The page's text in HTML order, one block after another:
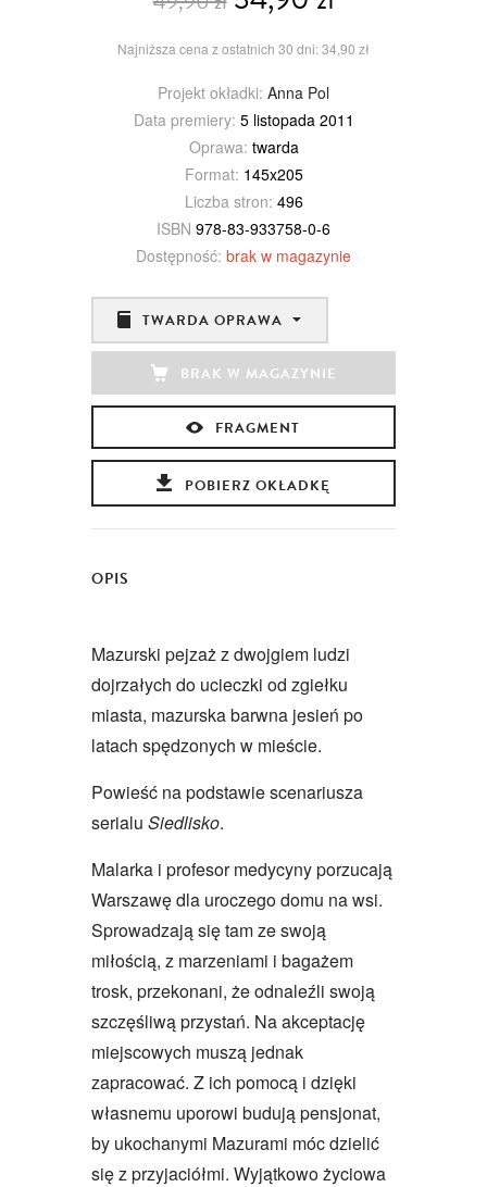
Najniższa cena z ostatnich 30 dni: 34,90 zł
Projekt okładki: Anna Pol
Data premiery: 5 listopada 2011
Oprawa: twarda
Format: 145x205
Liczba stron: 496
ISBN 978-83-933758-0-6
Dostępność: brak w magazynie
TWARDA OPRAWA
BRAK W MAGAZYNIE
FRAGMENT
POBIERZ OKŁADKĘ
OPIS
Mazurski pejzaż z dwojgiem ludzi
dojrzałych do ucieczki od zgiełku
miasta, mazurska barwna jesień po
latach spędzonych w mieście.
Powieść na podstawie scenariusza
serialu Siedlisko.
Malarka i profesor medycyny porzucają
Warszawę dla uroczego domu na wsi.
Sprowadzają się tam ze swoją
miłością, z marzeniami i bagażem
trosk, przekonani, że odnaleźli swoją
szczęśliwą przystań. Na akceptację
miejscowych muszą jednak
zapracować. Z ich pomocą i dzięki
własnemu uporowi budują pensjonat,
by ukochanymi Mazurami móc dzielić
się z przyjaciółmi. Wyjątkowo życiowa